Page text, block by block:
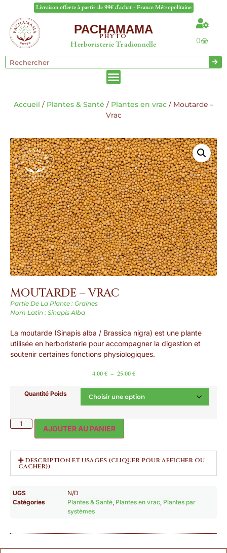
Livraison offerte à partir de 99€ d'achat - France Métropolitaine
PACHAMAMA
PHYTO
Herboristerie Tradionnelle 0
Accueil / Plantes & Santé / Plantes en vrac / Moutarde –
Vrac
MOUTARDE – VRAC
Partie De La Plante : Graines
Nom Latin : Sinapis Alba
La moutarde (Sinapis alba / Brassica nigra) est une plante
utilisée en herboristerie pour accompagner la digestion et
soutenir certaines fonctions physiologiques.
4.00 € – 25.00 €
Quantité Poids
AJOUTER AU PANIER
DESCRIPTION ET USAGES (CLIQUER POUR AFFICHER OU
CACHER))
UGS
N/D
Catégories
Plantes & Santé, Plantes en vrac, Plantes par
systèmes